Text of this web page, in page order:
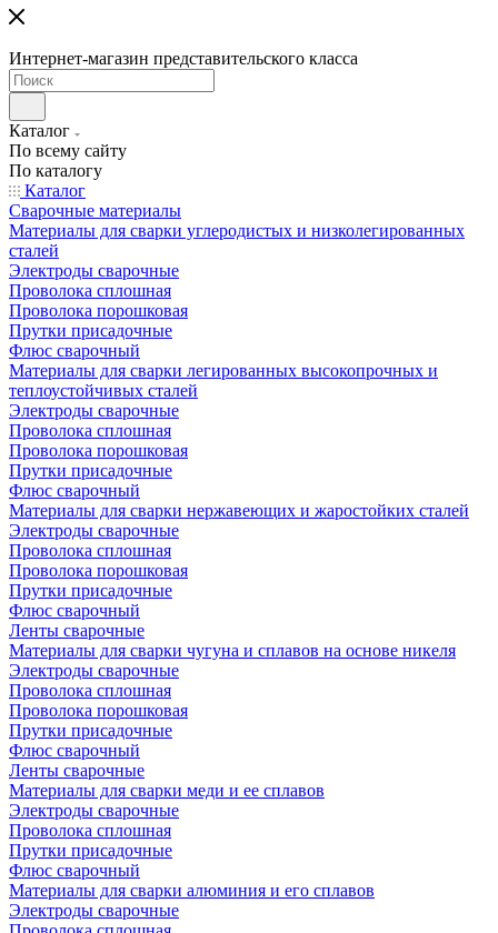
Интернет-магазин представительского класса
Каталог
По всему сайту
По каталогу
Каталог
Сварочные материалы
Материалы для сварки углеродистых и низколегированных
сталей
Электроды сварочные
Проволока сплошная
Проволока порошковая
Прутки присадочные
Флюс сварочный
Материалы для сварки легированных высокопрочных и
теплоустойчивых сталей
Электроды сварочные
Проволока сплошная
Проволока порошковая
Прутки присадочные
Флюс сварочный
Материалы для сварки нержавеющих и жаростойких сталей
Электроды сварочные
Проволока сплошная
Проволока порошковая
Прутки присадочные
Флюс сварочный
Ленты сварочные
Материалы для сварки чугуна и сплавов на основе никеля
Электроды сварочные
Проволока сплошная
Проволока порошковая
Прутки присадочные
Флюс сварочный
Ленты сварочные
Материалы для сварки меди и ее сплавов
Электроды сварочные
Проволока сплошная
Прутки присадочные
Флюс сварочный
Материалы для сварки алюминия и его сплавов
Электроды сварочные